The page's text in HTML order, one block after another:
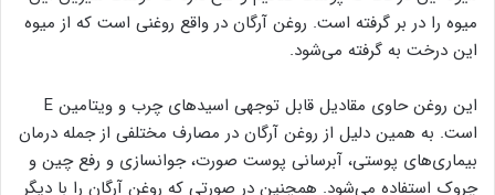
میوه را در بر گرفته است. روغن آرگان در واقع روغنی است که از میوه
این درخت به گرفته می‌شود.
این روغن حاوی مقادیل قابل توجهی اسیدهای چرب و ویتامین E
است. به همین دلیل از روغن آرگان در مصارف مختلفی از جمله درمان
بیماری‌های پوستی، آبرسانی پوست صورت، جوانسازی و رفع چین و
چروک استفاده می‌شود. همچنین در صورتی که روغن آرگان را با دیگر